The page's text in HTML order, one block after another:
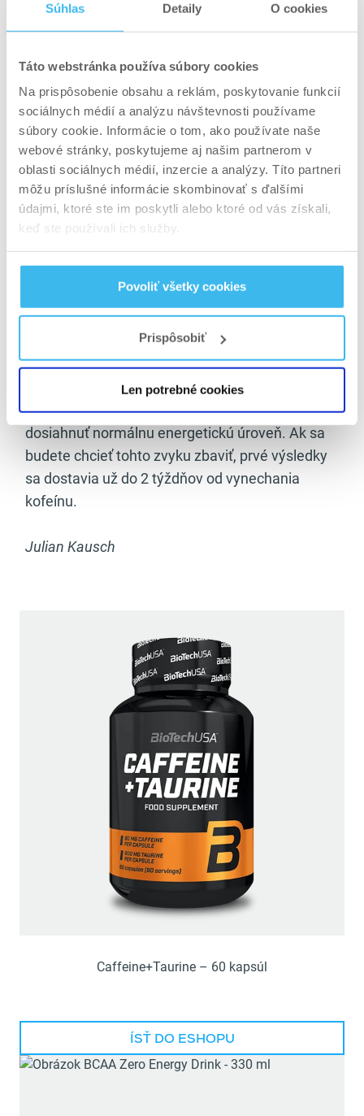
Súhlas Detaily O cookies
Táto webstránka používa súbory cookies
Na prispôsobenie obsahu a reklám, poskytovanie funkcií
sociálnych médií a analýzu návštevnosti používame
súbory cookie. Informácie o tom, ako používate naše
webové stránky, poskytujeme aj našim partnerom v
oblasti sociálnych médií, inzercie a analýzy. Títo partneri
môžu príslušné informácie skombinovať s ďalšími
údajmi, ktoré ste im poskytli alebo ktoré od vás získali,
keď ste používali ich služby.
Povoliť všetky cookies
Prispôsobiť
Len potrebné cookies
referenčná skupina ktorá nešportovala stratila
iba 1 kg.
zelený čaj nepodporuje stratu tuku, ale došlo k
čiastočnému zvýšeniu potreby bazálnej energie o
2%.
Vo všeobecnosti možno povedať, že existuje
veľa relevantných štúdií. Mnohé výsledky
potvrdzujú pozitívne účinky EGCG a kofeínu na
spaľovanie tukov a pozitívny vplyv EGCG na
Ak pijete viac ako 300 mg kofeínu denne, ste
považovaný za bežného spotrebiteľa. Veľmi
rýchlo sa účinok spôsobený kofeínom stáva
návyk. Pocit bdelosti sa stane slabším. Nakoniec
skončíte tak, že bez kofeínu nebudete môcť
dosiahnuť normálnu energetickú úroveň. Ak sa
budete chcieť tohto zvyku zbaviť, prvé výsledky
sa dostavia už do 2 týždňov od vynechania
kofeínu.
Julian Kausch
Caffeine+Taurine – 60 kapsúl
ÍSŤ DO ESHOPU